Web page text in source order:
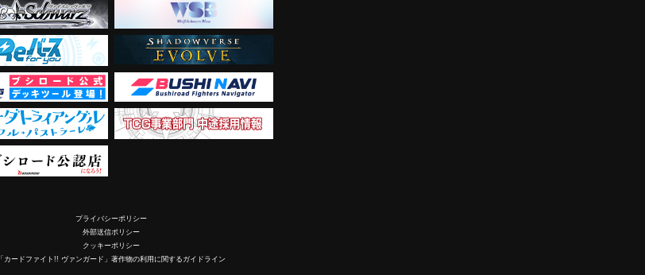
プライバシーポリシー
外部送信ポリシー
クッキーポリシー
「カードファイト!! ヴァンガード」著作物の利用に関するガイドライン